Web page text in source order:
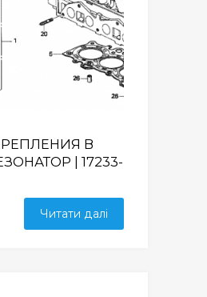
В
| 17233-
Читати далі